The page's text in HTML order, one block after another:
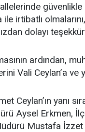
irtibatlı
dolayı
ardından,
Vali Ceylan’a ve
Ceylan’ın yanı
Aysel Erkmen,
Mustafa